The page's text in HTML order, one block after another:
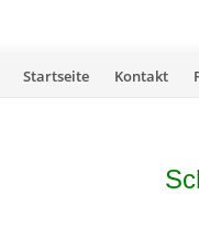
Skip
Startseite Kontakt